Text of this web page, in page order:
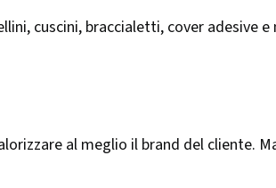
cuscini, braccialetti, cover adesive
al meglio il brand del cliente.